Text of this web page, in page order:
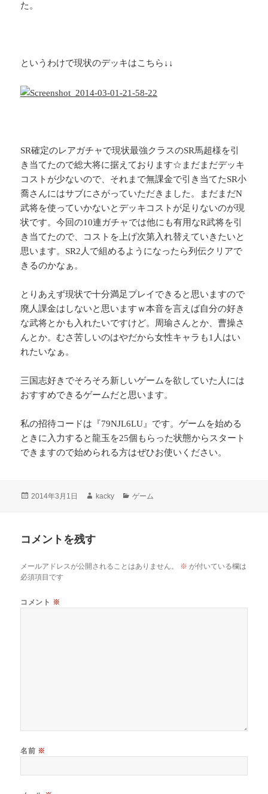
た。
というわけで現状のデッキはこちら↓↓
SR確定のレアガチャで現状最強クラスのSR馬超様を引
き当てたので総大将に据えております☆まだまだデッキ
コストが少ないので、それまで無課金で引き当てたSR小
喬さんにはサブにさがっていただきました。まだまだN
武将を使っていかないとデッキコストが足りないのが現
状です。今回の10連ガチャでは他にも有用なR武将を引
き当てたので、コストを上げ次第入れ替えていきたいと
思います。SR2人で組めるようになったら列伝クリアで
きるのかなぁ。
とりあえず現状で十分満足プレイできると思いますので
廃人課金はしないと思いますｗ本音を言えば自分の好き
な武将とかも入れたいですけど。周瑜さんとか、曹操さ
んとか。むさ苦しいのはやだから女性キャラも1人はい
れたいなぁ。
三国志好きでそろそろ新しいゲームを欲していた人には
おすすめできるゲームだと思います。
私の招待コードは『79NJL6LU』です。ゲームを始める
ときに入力すると龍玉を25個もらった状態からスタート
できますので始められる方はぜひお使いください。
投
2014年3月1日
作
kacky
カ
ゲーム
コメントを残す
メールアドレスが公開されることはありません。 ※ が付いている欄は
必須項目です
コメント ※
名前 ※